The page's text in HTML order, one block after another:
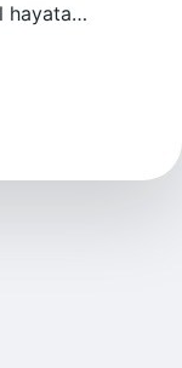
hayata…